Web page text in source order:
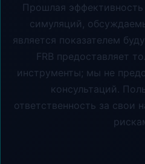
Прошлая эффективность
симуляций,
является показателем
FRB предоставляет
инструменты; мы не
консультаций.
ответственность за свои